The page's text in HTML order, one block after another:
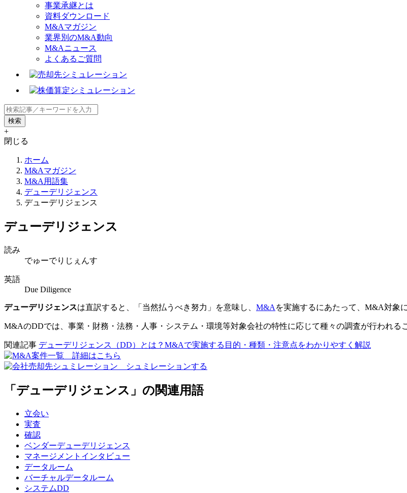
事業承継とは
資料ダウンロード
M&Aマガジン
業界別のM&A動向
M&Aニュース
よくあるご質問
+
閉じる
ホーム
M&Aマガジン
M&A用語集
デューデリジェンス
デューデリジェンス
デューデリジェンス
読み
でゅーでりじぇんす
英語
Due Diligence
デューデリジェンスは直訳すると、「当然払うべき努力」を意味し、 M&A を実施するにあたって、M&A対象
M&AのDDでは、事業・財務・法務・人事・システム・環境等対象会社の特性に応じて種々の調査が行われる
関連記事 デューデリジェンス（DD）とは？M&Aで実施する目的・種類・注意点をわかりやすく解説
「デューデリジェンス」の関連用語
立会い
実査
確認
ベンダーデューデリジェンス
マネージメントインタビュー
データルーム
バーチャルデータルーム
システムDD